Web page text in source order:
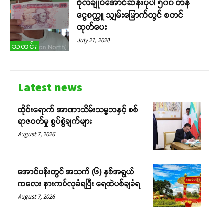
သတင်း
ဗိုလ်ချုပ်အောင်ဆန်းပုံပါ ၅၀၀ တန်
ငွေစက္ကူ သျှမ်းမြောက်တွင် စတင်
ထုတ်ပေး
July 21, 2020
Latest news
ထိုင်းရောက် အာဏာသိမ်းသမ္မတနှင့် စစ်
ရာဇဝတ်မှု စွပ်စွဲချက်များ
August 7, 2026
အောင်ပန်းတွင် အသက် (၆) နှစ်အရွယ်
ကလေး နားကပ်လုခံရပြီး ရေထဲပစ်ချခံရ
August 7, 2026